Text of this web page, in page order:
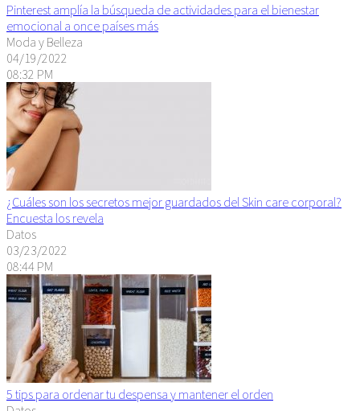
Pinterest amplía la búsqueda de actividades para el bienestar
emocional a once países más
Moda y Belleza
04/19/2022
08:32 PM
¿Cuáles son los secretos mejor guardados del Skin care corporal?
Encuesta los revela
Datos
03/23/2022
08:44 PM
5 tips para ordenar tu despensa y mantener el orden